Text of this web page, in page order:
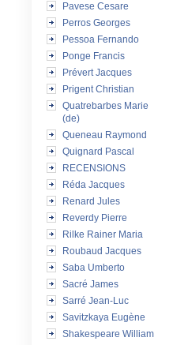
Pavese Cesare
Perros Georges
Pessoa Fernando
Ponge Francis
Prévert Jacques
Prigent Christian
Quatrebarbes Marie
(de)
Queneau Raymond
Quignard Pascal
RECENSIONS
Réda Jacques
Renard Jules
Reverdy Pierre
Rilke Rainer Maria
Roubaud Jacques
Saba Umberto
Sacré James
Sarré Jean-Luc
Savitzkaya Eugène
Shakespeare William